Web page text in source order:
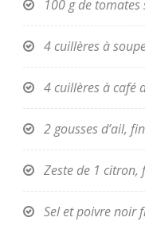
100 g de tomates
4 cuillères à
4 cuillères à café
2 gousses d’ail,
Zeste de 1 citron,
Sel et poivre noir